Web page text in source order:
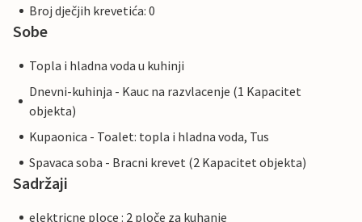
Broj dječjih krevetića: 0
Sobe
Topla i hladna voda u kuhinji
Dnevni-kuhinja - Kauc na razvlacenje (1 Kapacitet
objekta)
Kupaonica - Toalet: topla i hladna voda, Tus
Spavaca soba - Bracni krevet (2 Kapacitet objekta)
Sadržaji
elektricne ploce : 2 ploče za kuhanje